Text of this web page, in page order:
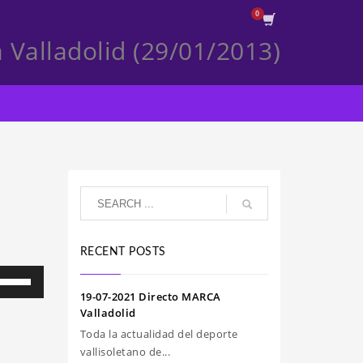
Valladolid (29/01/2013)
RECENT POSTS
19-07-2021 Directo MARCA
Valladolid
Toda la actualidad del deporte
vallisoletano de...